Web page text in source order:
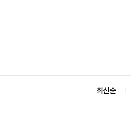
최신순